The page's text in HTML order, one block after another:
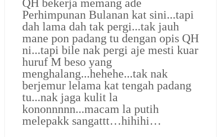
QH bekerja memang ade
Perhimpunan Bulanan kat sini...tapi
dah lama dah tak pergi...tak jauh
mane pon padang tu dengan opis QH
ni...tapi bile nak pergi aje mesti kuar
huruf M beso yang
menghalang...hehehe...tak nak
berjemur lelama kat tengah padang
tu...nak jaga kulit la
kononnnnn...macam la putih
melepakk sangattt…hihihi…